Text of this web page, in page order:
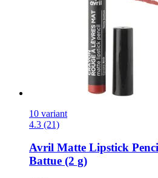
10 variant
4.3 (21)
Avril Matte Lipstick
Battue (2 g)